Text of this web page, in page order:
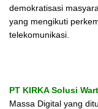
demokratisasi
yang mengikuti
telekomunikasi.
PT KIRKA Solusi
Massa Digital yang